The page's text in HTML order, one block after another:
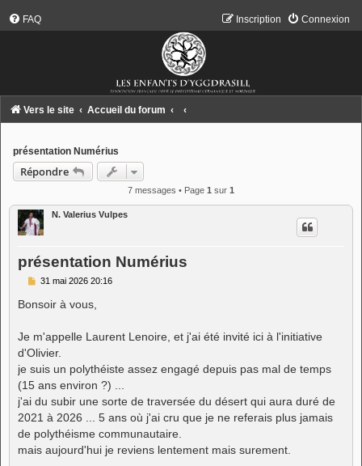
FAQ Connexion
Inscription
Vers le site Accueil du forum
présentation Numérius
Répondre
7 messages • Page 1 sur 1
N. Valerius Vulpes
présentation Numérius
M
s
s
e
31 mai 2026 20:16
Bonsoir à vous,
Je m'appelle Laurent Lenoire, et j'ai été invité ici à l'initiative
d'Olivier.
je suis un polythéiste assez engagé depuis pas mal de temps
(15 ans environ ?) ...
j'ai du subir une sorte de traversée du désert qui aura duré de
2021 à 2026 ... 5 ans où j'ai cru que je ne referais plus jamais
de polythéisme communautaire.
mais aujourd'hui je reviens lentement mais surement.